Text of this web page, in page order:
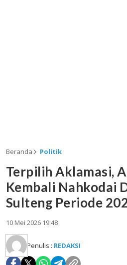
Beranda Politik
Terpilih Aklamasi,
Kembali Nahkodai
Sulteng Periode
10 Mei 2026 19:48
Penulis : REDAKSI